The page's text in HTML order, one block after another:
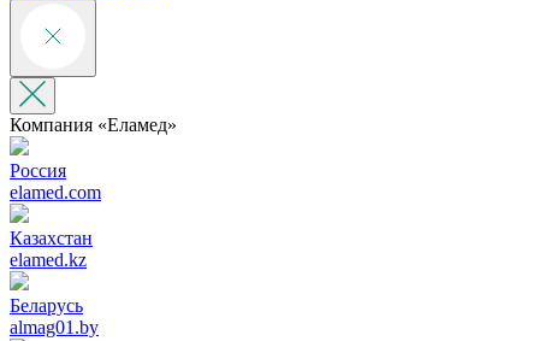
Компания «‎Еламед»
Россия
elamed.com
Казахстан
elamed.kz
Беларусь
almag01.by